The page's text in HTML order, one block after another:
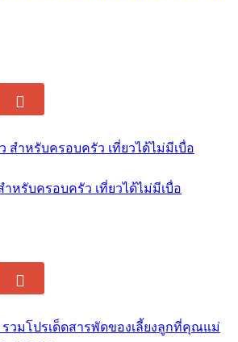
หรับครอบครัว เที่ยวได้ไม่มีเบื่อ